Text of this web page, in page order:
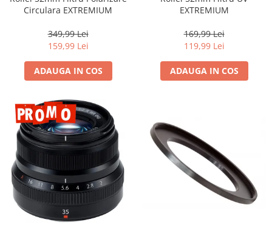
Vizor
Accesorii diverse
Circulara EXTREMIUM
349,99 Lei
159,99 Lei
ADAUGA IN COS
EXTREMIUM
169,99 Lei
119,99 Lei
ADAUGA IN COS